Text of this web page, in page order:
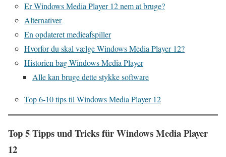
Er Windows Media Player 12 nem at bruge?
Alternativer
En opdateret medieafspiller
Hvorfor du skal vælge Windows Media Player 12?
Historien bag Windows Media Player
Alle kan bruge dette stykke software
Top 6-10 tips til Windows Media Player 12
Top 5 Tipps und Tricks für Windows Media Player
12